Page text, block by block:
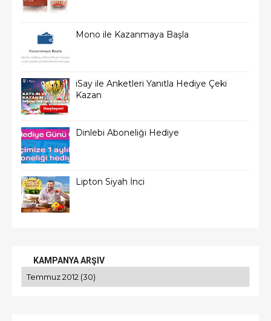
Mono ile Kazanmaya Başla
iSay ile Anketleri Yanıtla Hediye Çeki
Kazan
Dinlebi Aboneliği Hediye
Lipton Siyah İnci
KAMPANYA ARŞIV